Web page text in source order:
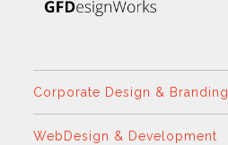
Corporate Design & Branding
WebDesign & Development